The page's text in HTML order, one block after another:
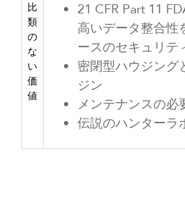
比
類
の
な
い
価
値
21 CFR Part 11
高いデータ整合性
ースのセキュリテ
密閉型ハウジング
ジン
メンテナンスの必
伝説のハンターラ